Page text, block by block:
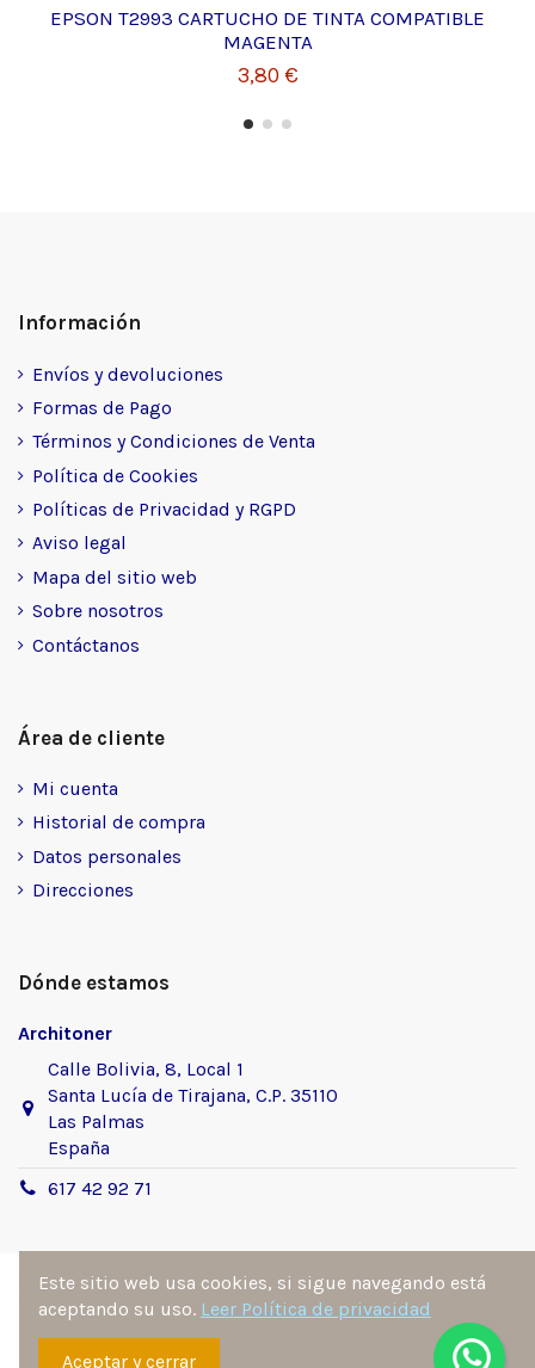
EPSON T2993 CARTUCHO DE TINTA COMPATIBLE
MAGENTA
3,80 €
Información
Envíos y devoluciones
Formas de Pago
Términos y Condiciones de Venta
Política de Cookies
Políticas de Privacidad y RGPD
Aviso legal
Mapa del sitio web
Sobre nosotros
Contáctanos
Área de cliente
Mi cuenta
Historial de compra
Datos personales
Direcciones
Dónde estamos
Architoner
Calle Bolivia, 8, Local 1
Santa Lucía de Tirajana, C.P. 35110
Las Palmas
España
617 42 92 71
Sitio desarrollado y diseñado por
Ángel Manuel
Este sitio web usa cookies, si sigue navegando está
aceptando su uso. Leer Política de privacidad
Aceptar y cerrar